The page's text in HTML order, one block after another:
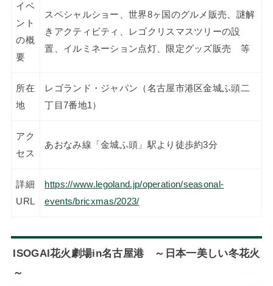
イベ
ント
の概
要
スペシャルショー、世界8ヶ国のグルメ販売、謎解
きアクティビティ、レゴクリスマスツリーの設
置、イルミネーション点灯、限定グッズ販売 等
所在
地
レゴランド・ジャパン（名古屋市港区金城ふ頭二
丁目7番地1）
アク
セス
あおなみ線「金城ふ頭」駅より徒歩約3分
詳細
URL
https://www.legoland.jp/operation/seasonal-
events/bricxmas/2023/
ISOGAI花火劇場in名古屋港 ～日本一美しい冬花火
～